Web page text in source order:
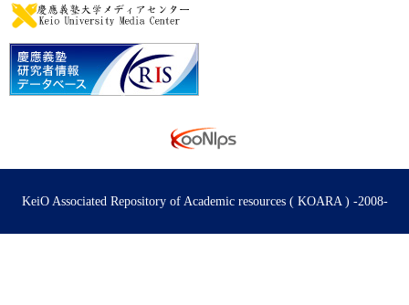
KeiO Associated Repository of Academic resources ( KOARA ) -2008-